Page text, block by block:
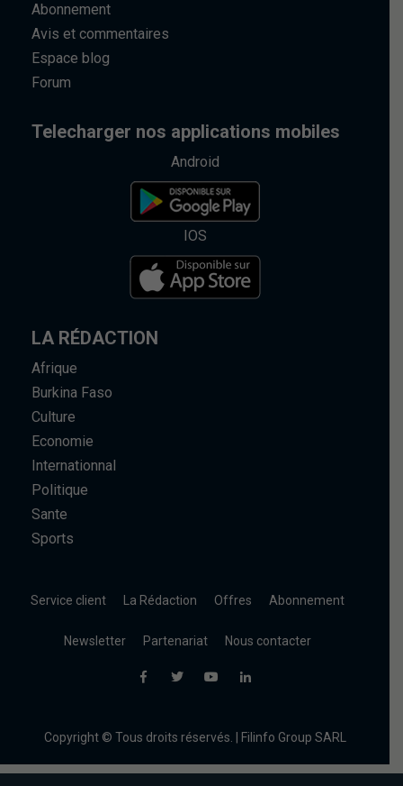
Abonnement
Avis et commentaires
Espace blog
Forum
Telecharger nos applications mobiles
Android
IOS
LA RÉDACTION
Afrique
Burkina Faso
Culture
Economie
Internationnal
Politique
Sante
Sports
Service client La Rédaction Offres Abonnement
Newsletter Partenariat Nous contacter
Copyright © Tous droits réservés. | Filinfo Group SARL